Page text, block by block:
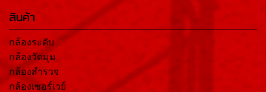
สินค้า
กล้องระดับ
กล้องวัดมุม
กล้องสำรวจ
กล้องเซอร์เวย์